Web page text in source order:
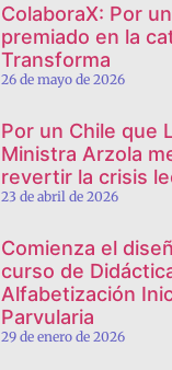
ColaboraX: Por
premiado en la
Transforma
26 de mayo de 2026
Por un Chile que
Ministra Arzola
revertir la crisis
23 de abril de 2026
Comienza el
curso de
Alfabetización
Parvularia
29 de enero de 2026